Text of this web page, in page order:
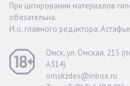
При цитировании материалов
обязательна.
И.о. главного редактора:
Омск, ул. Омская, 215
А314)
omskzdes@inbox.ru